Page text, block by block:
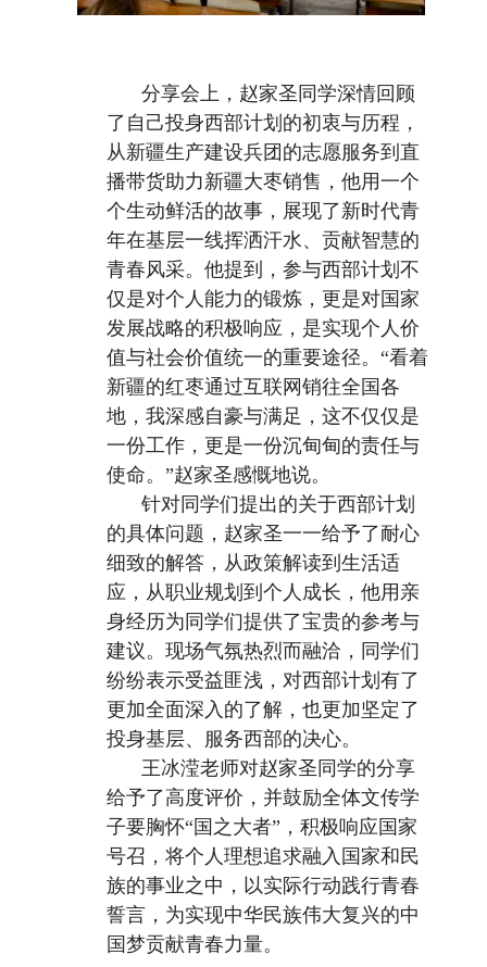
分享会上，赵家圣同学深情回顾
了自己投身西部计划的初衷与历程，
从新疆生产建设兵团的志愿服务到直
播带货助力新疆大枣销售，他用一个
个生动鲜活的故事，展现了新时代青
年在基层一线挥洒汗水、贡献智慧的
青春风采。他提到，参与西部计划不
仅是对个人能力的锻炼，更是对国家
发展战略的积极响应，是实现个人价
值与社会价值统一的重要途径。“看着
新疆的红枣通过互联网销往全国各
地，我深感自豪与满足，这不仅仅是
一份工作，更是一份沉甸甸的责任与
使命。”赵家圣感慨地说。
针对同学们提出的关于西部计划
的具体问题，赵家圣一一给予了耐心
细致的解答，从政策解读到生活适
应，从职业规划到个人成长，他用亲
身经历为同学们提供了宝贵的参考与
建议。现场气氛热烈而融洽，同学们
纷纷表示受益匪浅，对西部计划有了
更加全面深入的了解，也更加坚定了
投身基层、服务西部的决心。
王冰滢老师对赵家圣同学的分享
给予了高度评价，并鼓励全体文传学
子要胸怀“国之大者”，积极响应国家
号召，将个人理想追求融入国家和民
族的事业之中，以实际行动践行青春
誓言，为实现中华民族伟大复兴的中
国梦贡献青春力量。